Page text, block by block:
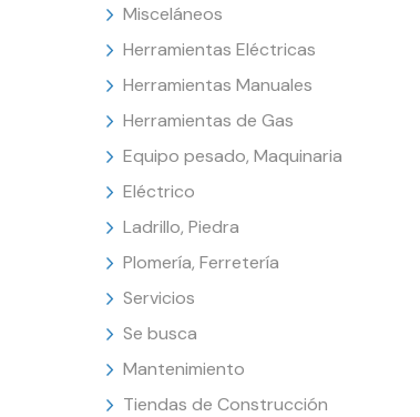
Misceláneos
Herramientas Eléctricas
Herramientas Manuales
Herramientas de Gas
Equipo pesado, Maquinaria
Eléctrico
Ladrillo, Piedra
Plomería, Ferretería
Servicios
Se busca
Mantenimiento
Tiendas de Construcción